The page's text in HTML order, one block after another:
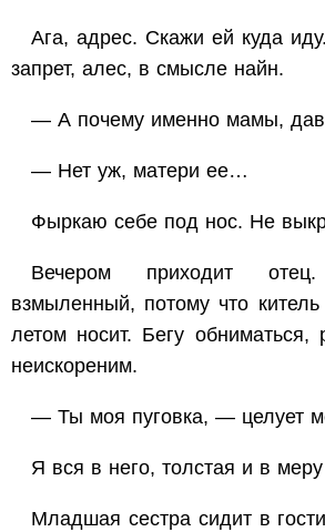
Ага, адрес. Скажи ей куда
запрет, алес, в смысле найн.
— А почему именно мамы,
— Нет уж, матери ее…
Фыркаю себе под нос. Не
Вечером приходит
взмыленный, потому что
летом носит. Бегу обниматься,
неискореним.
— Ты моя пуговка, — целует
Я вся в него, толстая и в
Младшая сестра сидит в